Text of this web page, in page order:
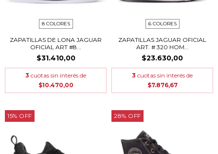
8 COLORES
ZAPATILLAS DE LONA JAGUAR
OFICIAL ART #8...
$31.410,00
3 cuotas sin interés de
$10.470,00
6 COLORES
ZAPATILLAS JAGUAR OFICIAL
ART. # 320 HOM...
$23.630,00
3 cuotas sin interés de
$7.876,67
15% OFF 28% OFF